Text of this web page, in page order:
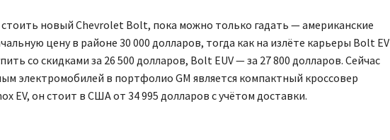
новый Chevrolet Bolt, пока можно только гадать — американские
цену в районе 30 000 долларов, тогда как на излёте карьеры Bolt EV
со скидками за 26 500 долларов, Bolt EUV — за 27 800 долларов. Сейчас
электромобилей в портфолио GM является компактный кроссовер
EV, он стоит в США от 34 995 долларов с учётом доставки.